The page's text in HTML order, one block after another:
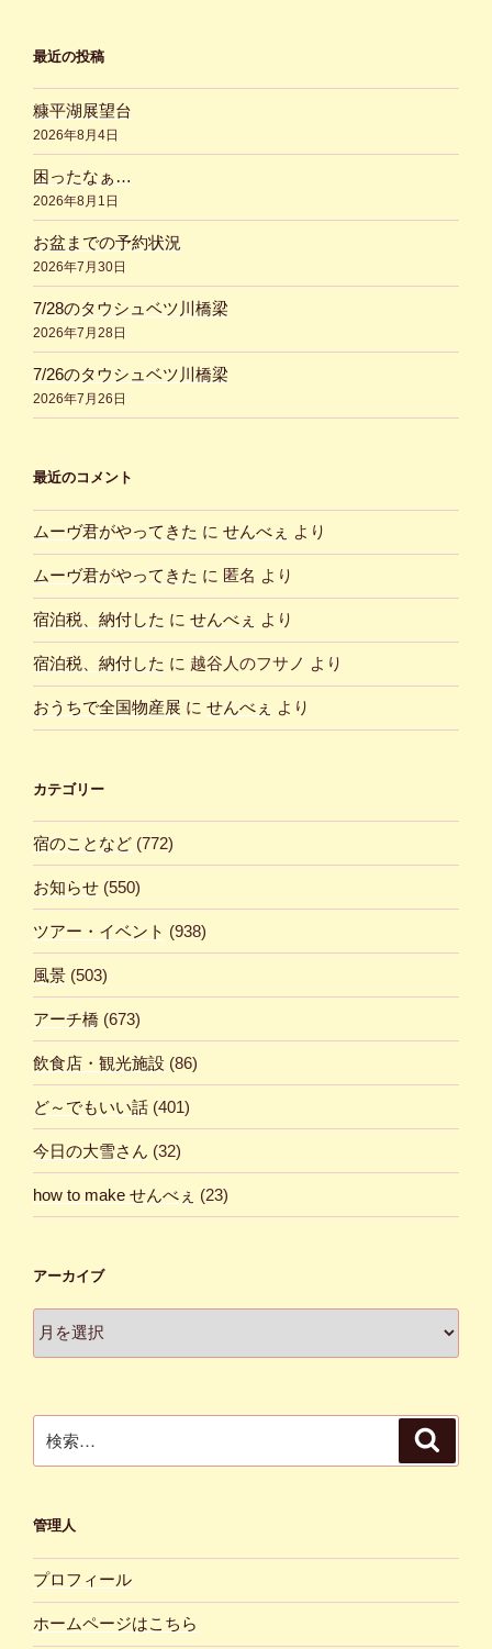
最近の投稿
糠平湖展望台
2026年8月4日
困ったなぁ…
2026年8月1日
お盆までの予約状況
2026年7月30日
7/28のタウシュベツ川橋梁
2026年7月28日
7/26のタウシュベツ川橋梁
2026年7月26日
最近のコメント
ムーヴ君がやってきた に せんべぇ より
ムーヴ君がやってきた に 匿名 より
宿泊税、納付した に せんべぇ より
宿泊税、納付した に 越谷人のフサノ より
おうちで全国物産展 に せんべぇ より
カテゴリー
宿のことなど (772)
お知らせ (550)
ツアー・イベント (938)
風景 (503)
アーチ橋 (673)
飲食店・観光施設 (86)
ど～でもいい話 (401)
今日の大雪さん (32)
how to make せんべぇ (23)
アーカイブ
ー
索:
管理人
プロフィール
ホームページはこちら